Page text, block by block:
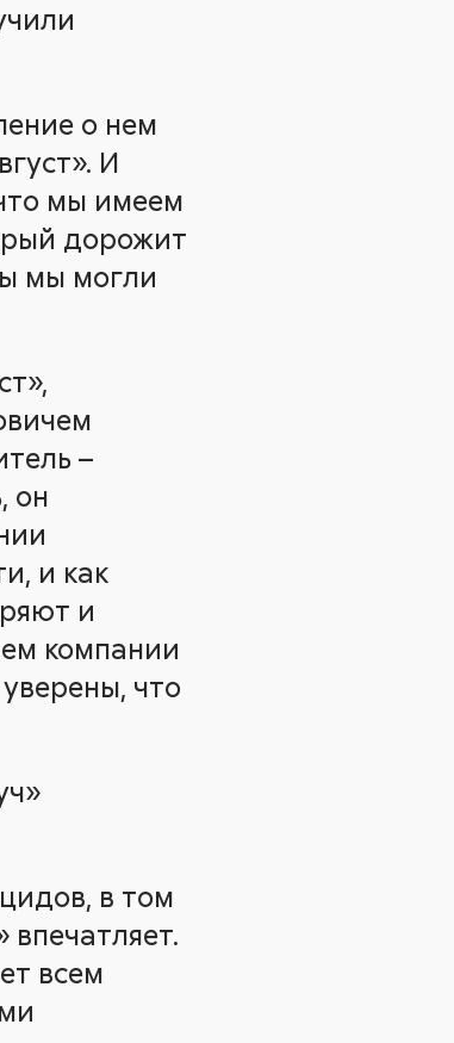
о нем
И
мы имеем
дорожит
мы могли
–
он
и как
и
компании
что
в том
впечатляет.
всем